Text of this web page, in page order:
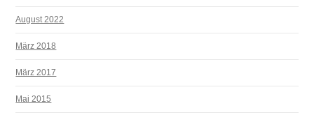
August 2022
März 2018
März 2017
Mai 2015